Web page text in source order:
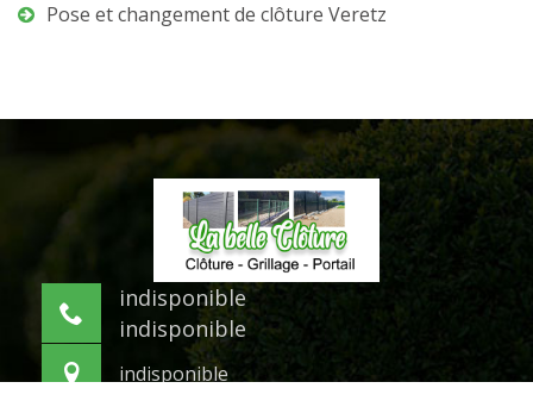
Pose et changement de clôture Veretz
indisponible
indisponible
indisponible